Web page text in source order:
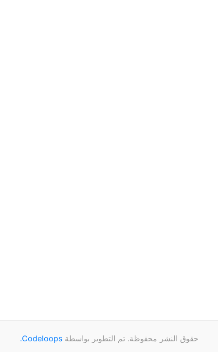
حقوق النشر محفوظة. تم التطوير بواسطةCodeloops.